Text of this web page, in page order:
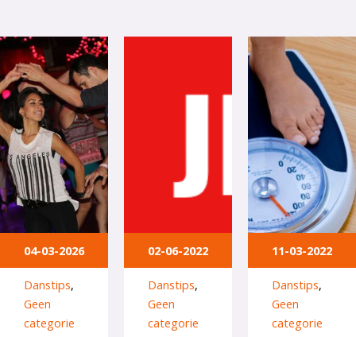
04-03-2026
Danstips,
Geen
categorie
02-06-2022
Danstips,
Geen
categorie
11-03-2022
Danstips,
Geen
categorie